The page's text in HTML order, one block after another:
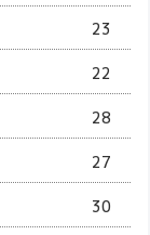
23
22
28
27
30